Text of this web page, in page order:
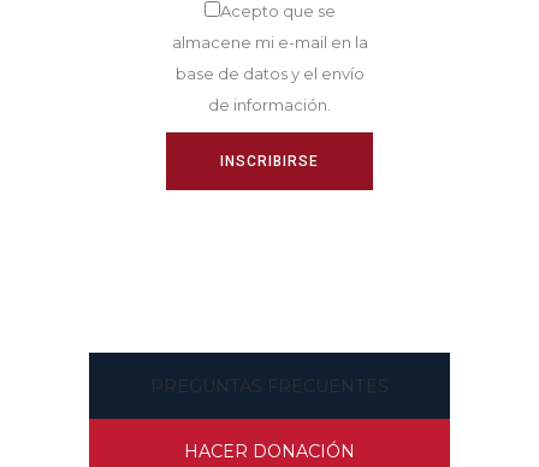
Acepto que se
almacene mi e-mail en la
base de datos y el envío
de información.
PREGUNTAS FRECUENTES
HACER DONACIÓN